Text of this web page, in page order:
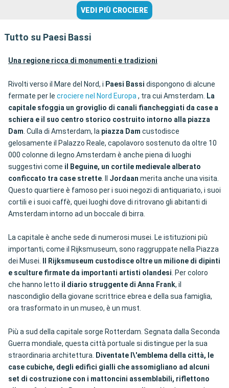
VEDI PIÙ CROCIERE
Tutto su Paesi Bassi
Una regione ricca di monumenti e tradizioni
Rivolti verso il Mare del Nord, i Paesi Bassi dispongono di alcune
fermate per le crociere nel Nord Europa, tra cui Amsterdam. La
capitale sfoggia un groviglio di canali fiancheggiati da case a
schiera e il suo centro storico costruito intorno alla piazza
Dam. Culla di Amsterdam, la piazza Dam custodisce
gelosamente il Palazzo Reale, capolavoro sostenuto da oltre 10
000 colonne di legno.Amsterdam è anche piena di luoghi
suggestivi come il Beguine, un cortile medievale alberato
conficcato tra case strette. Il Jordaan merita anche una visita.
Questo quartiere è famoso per i suoi negozi di antiquariato, i suoi
cortili e i suoi caffè, quei luoghi dove di ritrovano gli abitanti di
Amsterdam intorno ad un boccale di birra.
La capitale è anche sede di numerosi musei. Le istituzioni più
importanti, come il Rijksmuseum, sono raggruppate nella Piazza
dei Musei.
Il Rijksmuseum custodisce oltre un milione di dipinti
e sculture firmate da importanti artisti olandesi. Per coloro
che hanno letto il diario struggente di Anna Frank, il
nascondiglio della giovane scrittrice ebrea e della sua famiglia,
ora trasformato in un museo, è un must.
Più a sud della capitale sorge Rotterdam. Segnata dalla Seconda
Guerra mondiale, questa città portuale si distingue per la sua
straordinaria architettura. Diventate l\'emblema della città, le
case cubiche, degli edifici gialli che assomigliano ad alcuni
set di costruzione con i mattoncini assemblabili, riflettono